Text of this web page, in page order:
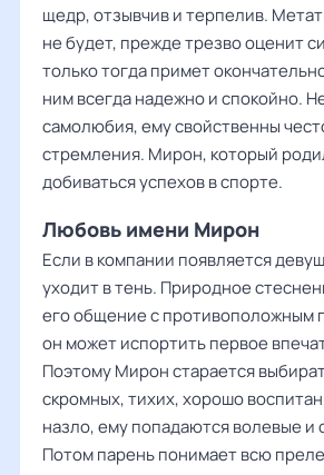
щедр, отзывчив и терпелив.
не будет, прежде трезво оценит
только тогда примет
ним всегда надежно и спокойно.
самолюбия, ему свойственны
стремления. Мирон, который
добиваться успехов в спорте.
Любовь имени Мирон
Если в компании появляется
уходит в тень. Природное
его общение с противоположным
он может испортить первое
Поэтому Мирон старается
скромных, тихих, хорошо
назло, ему попадаются волевые и
Потом парень понимает всю